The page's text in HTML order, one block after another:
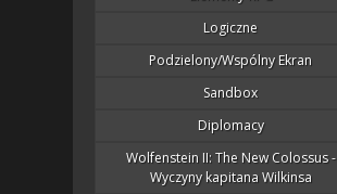
Logiczne
Podzielony/wspólny Ekran
Sandbox
Diplomacy
Wolfenstein II: The New Colossus -
Wyczyny kapitana Wilkinsa